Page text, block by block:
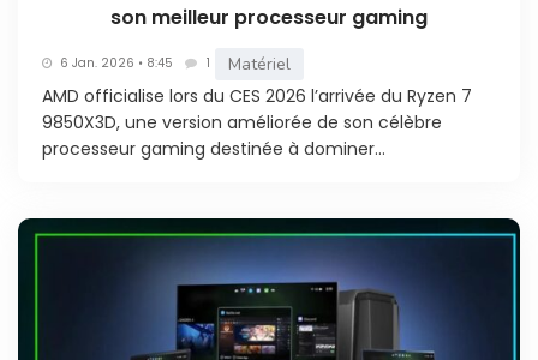
son meilleur processeur gaming
6 Jan. 2026 • 8:45 1 Matériel
AMD officialise lors du CES 2026 l’arrivée du Ryzen 7
9850X3D, une version améliorée de son célèbre
processeur gaming destinée à dominer...